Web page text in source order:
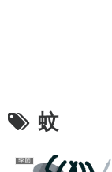
蚊
季節